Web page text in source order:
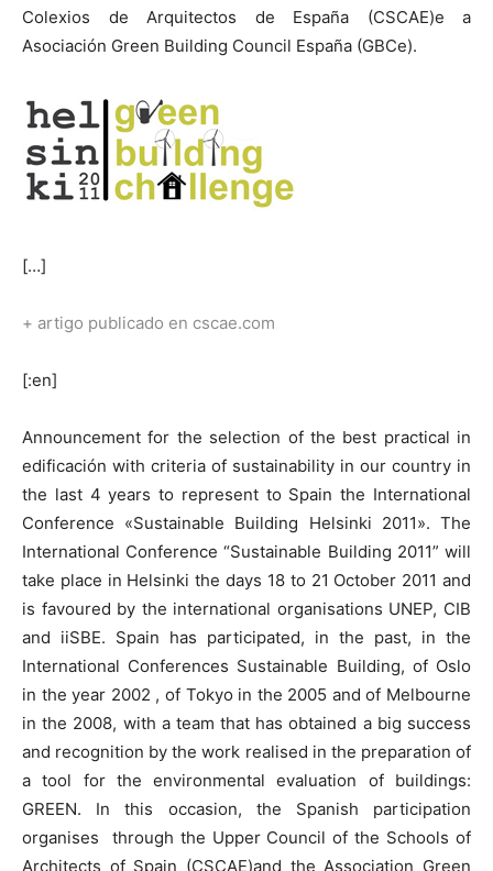
Colexios de Arquitectos de España (CSCAE)e a
Asociación Green Building Council España (GBCe).
[…]
+ artigo publicado en cscae.com
[:en]
Announcement for the selection of the best practical in
edificación with criteria of sustainability in our country in
the last 4 years to represent to Spain the International
Conference «Sustainable Building Helsinki 2011». The
International Conference “Sustainable Building 2011” will
take place in Helsinki the days 18 to 21 October 2011 and
is favoured by the international organisations UNEP, CIB
and iiSBE. Spain has participated, in the past, in the
International Conferences Sustainable Building, of Oslo
in the year 2002 , of Tokyo in the 2005 and of Melbourne
in the 2008, with a team that has obtained a big success
and recognition by the work realised in the preparation of
a tool for the environmental evaluation of buildings:
GREEN. In this occasion, the Spanish participation
organises through the Upper Council of the Schools of
Architects of Spain (CSCAE)and the Association Green